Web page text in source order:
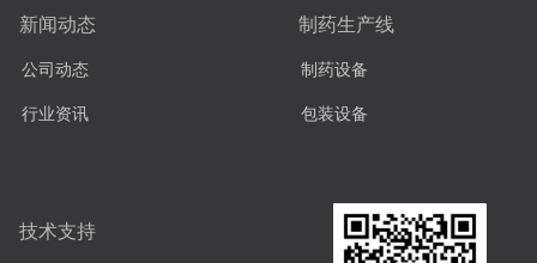
制药生产线
制药设备
包装设备
技术支持
新闻动态
公司动态
行业资讯